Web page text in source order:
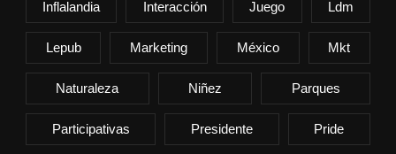
Inflalandia Interacción Juego Ldm
Lepub Marketing México Mkt
Naturaleza Niñez Parques
Participativas Presidente Pride